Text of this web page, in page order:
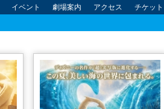
イベント 劇場案内 アクセス チケット